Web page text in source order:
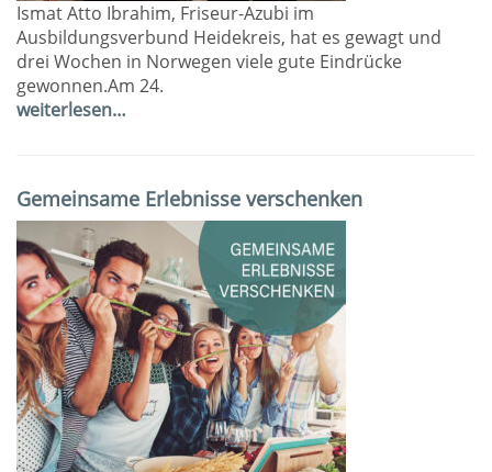
Ismat Atto Ibrahim, Friseur-Azubi im
Ausbildungsverbund Heidekreis, hat es gewagt und
drei Wochen in Norwegen viele gute Eindrücke
gewonnen.Am 24.
weiterlesen…
Gemeinsame Erlebnisse verschenken